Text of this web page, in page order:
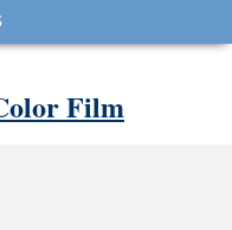
Film